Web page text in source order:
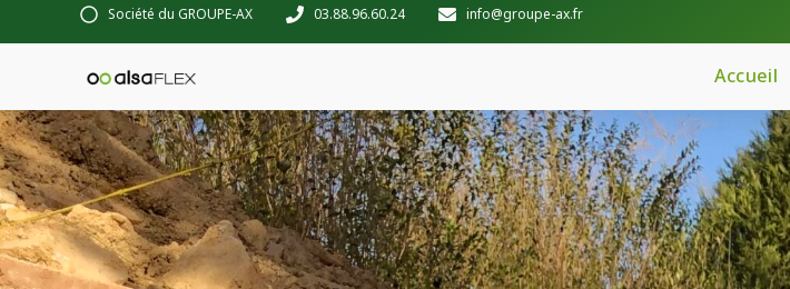
Société du GROUPE-AX 03.88.96.60.24 info@groupe-ax.fr
Accueil